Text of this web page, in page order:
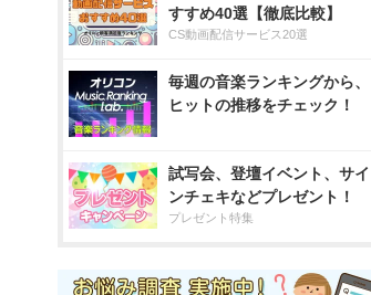
すすめ40選【徹底比較】
CS動画配信サービス20選
毎週の音楽ランキングから、
ヒットの推移をチェック！
試写会、登壇イベント、サイ
ンチェキなどプレゼント！
プレゼント特集